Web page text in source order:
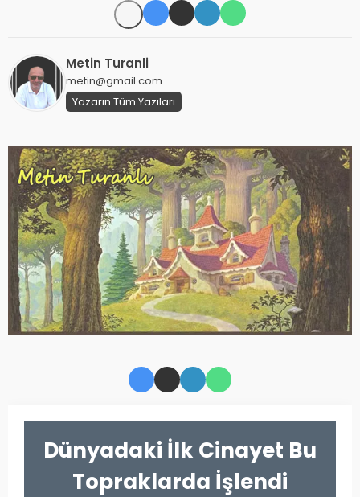
Metin Turanli
metin@gmail.com
Yazarın Tüm Yazıları
Dünyadaki İlk Cinayet Bu
Topraklarda İşlendi